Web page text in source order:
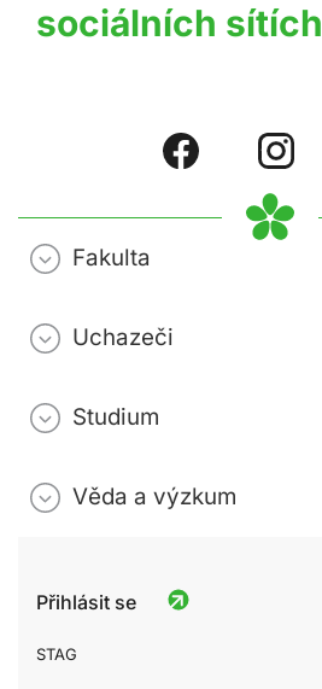
sociálních sítích
Fakulta
Uchazeči
Studium
Věda a výzkum
Přihlásit se
STAG